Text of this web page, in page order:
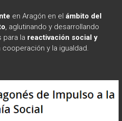
en Aragón en el ámbito del
, aglutinando y desarrollando
para la reactivación social y
y la igualdad.